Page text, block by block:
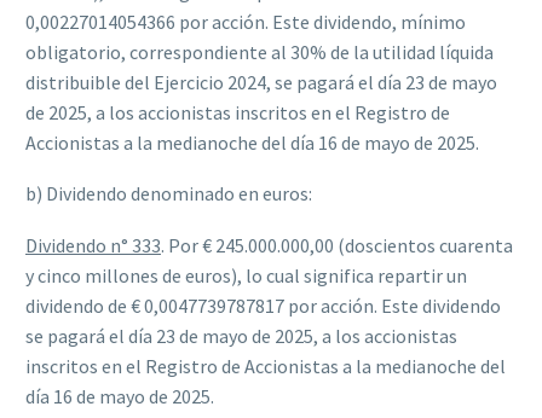
0,00227014054366 por acción. Este dividendo, mínimo
obligatorio, correspondiente al 30% de la utilidad líquida
distribuible del Ejercicio 2024, se pagará el día 23 de mayo
de 2025, a los accionistas inscritos en el Registro de
Accionistas a la medianoche del día 16 de mayo de 2025.
b) Dividendo denominado en euros:
Dividendo n° 333. Por € 245.000.000,00 (doscientos cuarenta
y cinco millones de euros), lo cual significa repartir un
dividendo de € 0,0047739787817 por acción. Este dividendo
se pagará el día 23 de mayo de 2025, a los accionistas
inscritos en el Registro de Accionistas a la medianoche del
día 16 de mayo de 2025.